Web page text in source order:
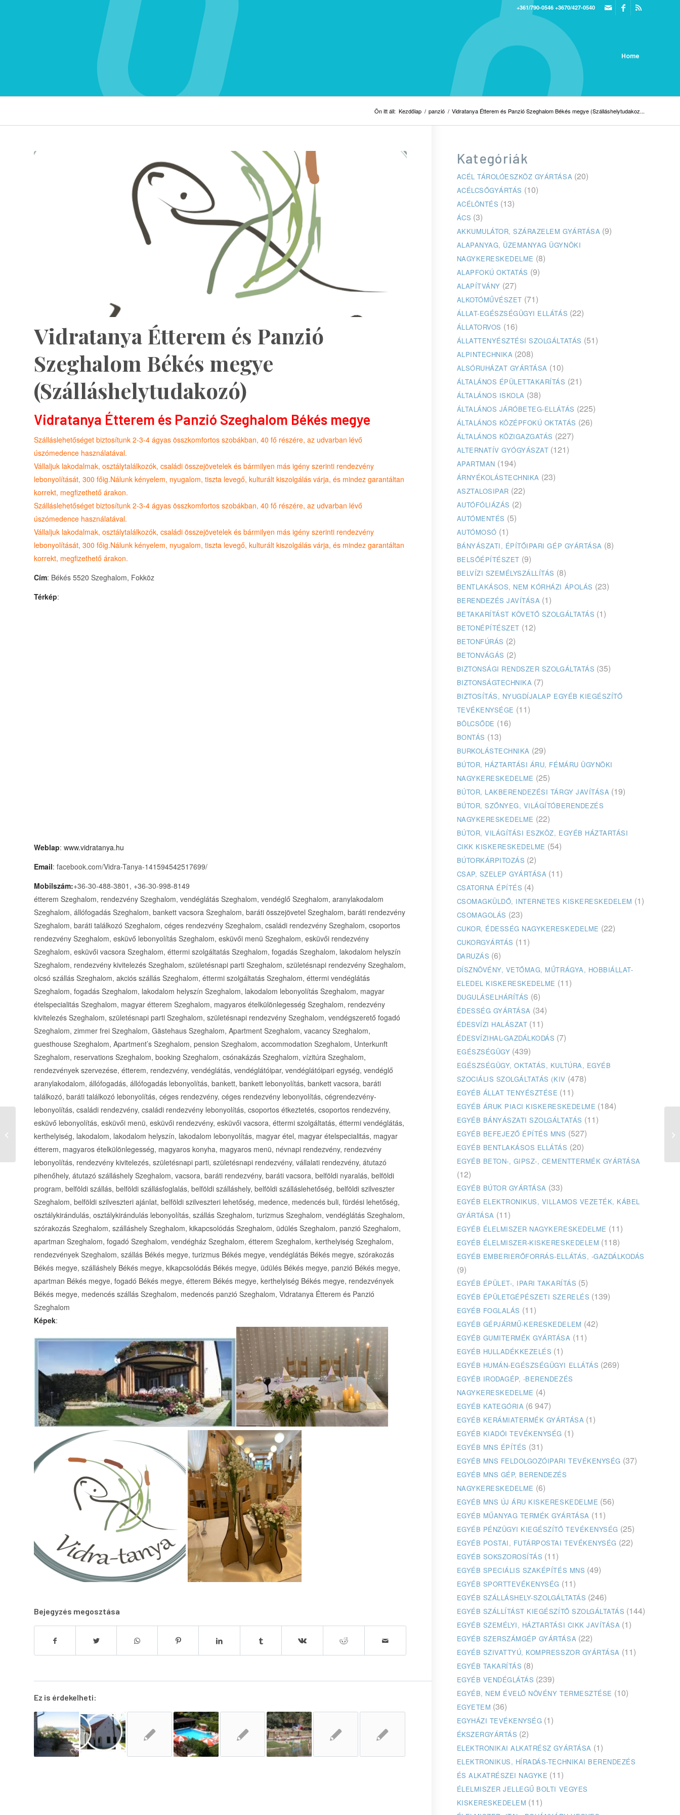
+361/790-0546 +3670/427-0540
Home
Ön itt áll: Kezdőlap / panzió / Vidratanya Étterem és Panzió Szeghalom Békés megye (Szálláshelytudakoz...
Vidratanya Étterem és Panzió
Szeghalom Békés megye
(Szálláshelytudakozó)
Vidratanya Étterem és Panzió Szeghalom Békés megye
Szálláslehetőséget biztosítunk 2-3-4 ágyas összkomfortos szobákban, 40 fő részére, az udvarban lévő
úszómedence használatával.
Vállaljuk lakodalmak, osztálytalálkozók, családi összejövetelek és bármilyen más igény szerinti rendezvény
lebonyolítását, 300 főig.Nálunk kényelem, nyugalom, tiszta levegő, kulturált kiszolgálás várja, és mindez garantáltan
korrekt, megfizethető árakon.
Szálláslehetőséget biztosítunk 2-3-4 ágyas összkomfortos szobákban, 40 fő részére, az udvarban lévő
úszómedence használatával.
Vállaljuk lakodalmak, osztálytalálkozók, családi összejövetelek és bármilyen más igény szerinti rendezvény
lebonyolítását, 300 főig.Nálunk kényelem, nyugalom, tiszta levegő, kulturált kiszolgálás várja, és mindez garantáltan
korrekt, megfizethető árakon.
Cím: Békés 5520 Szeghalom, Fokköz
Térkép:
Weblap: www.vidratanya.hu
Email: facebook.com/Vidra-Tanya-141594542517699/
Mobilszám:+36-30-488-3801, +36-30-998-8149
étterem Szeghalom, rendezvény Szeghalom, vendéglátás Szeghalom, vendéglő Szeghalom, aranylakodalom
Szeghalom, állófogadás Szeghalom, bankett vacsora Szeghalom, baráti összejövetel Szeghalom, baráti rendezvény
Szeghalom, baráti találkozó Szeghalom, céges rendezvény Szeghalom, családi rendezvény Szeghalom, csoportos
rendezvény Szeghalom, esküvő lebonyolítás Szeghalom, esküvői menü Szeghalom, esküvői rendezvény
Szeghalom, esküvői vacsora Szeghalom, éttermi szolgáltatás Szeghalom, fogadás Szeghalom, lakodalom helyszín
Szeghalom, rendezvény kivitelezés Szeghalom, születésnapi parti Szeghalom, születésnapi rendezvény Szeghalom,
olcsó szállás Szeghalom, akciós szállás Szeghalom, éttermi szolgáltatás Szeghalom, éttermi vendéglátás
Szeghalom, fogadás Szeghalom, lakodalom helyszín Szeghalom, lakodalom lebonyolítás Szeghalom, magyar
ételspecialitás Szeghalom, magyar étterem Szeghalom, magyaros ételkülönlegesség Szeghalom, rendezvény
kivitelezés Szeghalom, születésnapi parti Szeghalom, születésnapi rendezvény Szeghalom, vendégszerető fogadó
Szeghalom, zimmer frei Szeghalom, Gästehaus Szeghalom, Apartment Szeghalom, vacancy Szeghalom,
guesthouse Szeghalom, Apartment’s Szeghalom, pension Szeghalom, accommodation Szeghalom, Unterkunft
Szeghalom, reservations Szeghalom, booking Szeghalom, csónakázás Szeghalom, vízitúra Szeghalom,
rendezvények szervezése, étterem, rendezvény, vendéglátás, vendéglátóipar, vendéglátóipari egység, vendéglő
aranylakodalom, állófogadás, állófogadás lebonyolítás, bankett, bankett lebonyolítás, bankett vacsora, baráti
találkozó, baráti találkozó lebonyolítás, céges rendezvény, céges rendezvény lebonyolítás, cégrendezvény-
lebonyolítás, családi rendezvény, családi rendezvény lebonyolítás, csoportos étkeztetés, csoportos rendezvény,
esküvő lebonyolítás, esküvői menü, esküvői rendezvény, esküvői vacsora, éttermi szolgáltatás, éttermi vendéglátás,
kerthelyiség, lakodalom, lakodalom helyszín, lakodalom lebonyolítás, magyar étel, magyar ételspecialitás, magyar
étterem, magyaros ételkülönlegesség, magyaros konyha, magyaros menü, névnapi rendezvény, rendezvény
lebonyolítás, rendezvény kivitelezés, születésnapi parti, születésnapi rendezvény, vállalati rendezvény, átutazó
pihenőhely, átutazó szálláshely Szeghalom, vacsora, baráti rendezvény, baráti vacsora, belföldi nyaralás, belföldi
program, belföldi szállás, belföldi szállásfoglalás, belföldi szálláshely, belföldi szálláslehetőség, belföldi szilveszter
Szeghalom, belföldi szilveszteri ajánlat, belföldi szilveszteri lehetőség, medence, medencés buli, fürdési lehetőség,
osztálykirándulás, osztálykirándulás lebonyolítás, szállás Szeghalom, turizmus Szeghalom, vendéglátás Szeghalom,
szórakozás Szeghalom, szálláshely Szeghalom, kikapcsolódás Szeghalom, üdülés Szeghalom, panzió Szeghalom,
apartman Szeghalom, fogadó Szeghalom, vendégház Szeghalom, étterem Szeghalom, kerthelyiség Szeghalom,
rendezvények Szeghalom, szállás Békés megye, turizmus Békés megye, vendéglátás Békés megye, szórakozás
Békés megye, szálláshely Békés megye, kikapcsolódás Békés megye, üdülés Békés megye, panzió Békés megye,
apartman Békés megye, fogadó Békés megye, étterem Békés megye, kerthelyiség Békés megye, rendezvények
Békés megye, medencés szállás Szeghalom, medencés panzió Szeghalom, Vidratanya Étterem és Panzió
Szeghalom
Képek:
Bejegyzés megosztása
Ez is érdekelheti:
Kategóriák
ACÉL TÁROLÓESZKÖZ GYÁRTÁSA (20)
ACÉLCSŐGYÁRTÁS (10)
ACÉLÖNTÉS (13)
ÁCS (3)
AKKUMULÁTOR, SZÁRAZELEM GYÁRTÁSA (9)
ALAPANYAG, ÜZEMANYAG ÜGYNÖKI
NAGYKERESKEDELME (8)
ALAPFOKÚ OKTATÁS (9)
ALAPÍTVÁNY (27)
ALKOTÓMŰVÉSZET (71)
ÁLLAT-EGÉSZSÉGÜGYI ELLÁTÁS (22)
ÁLLATORVOS (16)
ÁLLATTENYÉSZTÉSI SZOLGÁLTATÁS (51)
ALPINTECHNIKA (208)
ALSÓRUHÁZAT GYÁRTÁSA (10)
ÁLTALÁNOS ÉPÜLETTAKARÍTÁS (21)
ÁLTALÁNOS ISKOLA (38)
ÁLTALÁNOS JÁRÓBETEG-ELLÁTÁS (225)
ÁLTALÁNOS KÖZÉPFOKÚ OKTATÁS (26)
ÁLTALÁNOS KÖZIGAZGATÁS (227)
ALTERNATÍV GYÓGYÁSZAT (121)
APARTMAN (194)
ÁRNYÉKOLÁSTECHNIKA (23)
ASZTALOSIPAR (22)
AUTÓFÓLIÁZÁS (2)
AUTÓMENTÉS (5)
AUTÓMOSÓ (1)
BÁNYÁSZATI, ÉPÍTŐIPARI GÉP GYÁRTÁSA (8)
BELSŐÉPÍTÉSZET (9)
BELVÍZI SZEMÉLYSZÁLLÍTÁS (8)
BENTLAKÁSOS, NEM KÓRHÁZI ÁPOLÁS (23)
BERENDEZÉS JAVÍTÁSA (1)
BETAKARÍTÁST KÖVETŐ SZOLGÁLTATÁS (1)
BETONÉPÍTÉSZET (12)
BETONFÚRÁS (2)
BETONVÁGÁS (2)
BIZTONSÁGI RENDSZER SZOLGÁLTATÁS (35)
BIZTONSÁGTECHNIKA (7)
BIZTOSÍTÁS, NYUGDÍJALAP EGYÉB KIEGÉSZÍTŐ
TEVÉKENYSÉGE (11)
BÖLCSŐDE (16)
BONTÁS (13)
BURKOLÁSTECHNIKA (29)
BÚTOR, HÁZTARTÁSI ÁRU, FÉMÁRU ÜGYNÖKI
NAGYKERESKEDELME (25)
BÚTOR, LAKBERENDEZÉSI TÁRGY JAVÍTÁSA (19)
BÚTOR, SZŐNYEG, VILÁGÍTÓBERENDEZÉS
NAGYKERESKEDELME (22)
BÚTOR, VILÁGÍTÁSI ESZKÖZ, EGYÉB HÁZTARTÁSI
CIKK KISKERESKEDELME (54)
BÚTORKÁRPITOZÁS (2)
CSAP, SZELEP GYÁRTÁSA (11)
CSATORNA ÉPÍTÉS (4)
CSOMAGKÜLDŐ, INTERNETES KISKERESKEDELEM (1)
CSOMAGOLÁS (23)
CUKOR, ÉDESSÉG NAGYKERESKEDELME (22)
CUKORGYÁRTÁS (11)
DARUZÁS (6)
DÍSZNÖVÉNY, VETŐMAG, MŰTRÁGYA, HOBBIÁLLAT-
ELEDEL KISKERESKEDELME (11)
DUGULÁSELHÁRÍTÁS (6)
ÉDESSÉG GYÁRTÁSA (34)
ÉDESVÍZI HALÁSZAT (11)
ÉDESVÍZIHAL-GAZDÁLKODÁS (7)
EGÉSZSÉGÜGY (439)
EGÉSZSÉGÜGY, OKTATÁS, KULTÚRA, EGYÉB
SZOCIÁLIS SZOLGÁLTATÁS (KIV (478)
EGYÉB ÁLLAT TENYÉSZTÉSE (11)
EGYÉB ÁRUK PIACI KISKERESKEDELME (184)
EGYÉB BÁNYÁSZATI SZOLGÁLTATÁS (11)
EGYÉB BEFEJEZŐ ÉPÍTÉS MNS (527)
EGYÉB BENTLAKÁSOS ELLÁTÁS (20)
EGYÉB BETON-, GIPSZ-, CEMENTTERMÉK GYÁRTÁSA
(12)
EGYÉB BÚTOR GYÁRTÁSA (33)
EGYÉB ELEKTRONIKUS, VILLAMOS VEZETÉK, KÁBEL
GYÁRTÁSA (11)
EGYÉB ÉLELMISZER NAGYKERESKEDELME (11)
EGYÉB ÉLELMISZER-KISKERESKEDELEM (118)
EGYÉB EMBERIERŐFORRÁS-ELLÁTÁS, -GAZDÁLKODÁS
(9)
EGYÉB ÉPÜLET-, IPARI TAKARÍTÁS (5)
EGYÉB ÉPÜLETGÉPÉSZETI SZERELÉS (139)
EGYÉB FOGLALÁS (11)
EGYÉB GÉPJÁRMŰ-KERESKEDELEM (42)
EGYÉB GUMITERMÉK GYÁRTÁSA (11)
EGYÉB HULLADÉKKEZELÉS (1)
EGYÉB HUMÁN-EGÉSZSÉGÜGYI ELLÁTÁS (269)
EGYÉB IRODAGÉP, -BERENDEZÉS
NAGYKERESKEDELME (4)
EGYÉB KATEGÓRIA (6 947)
EGYÉB KERÁMIATERMÉK GYÁRTÁSA (1)
EGYÉB KIADÓI TEVÉKENYSÉG (1)
EGYÉB MNS ÉPÍTÉS (31)
EGYÉB MNS FELDOLGOZÓIPARI TEVÉKENYSÉG (37)
EGYÉB MNS GÉP, BERENDEZÉS
NAGYKERESKEDELME (6)
EGYÉB MNS ÚJ ÁRU KISKERESKEDELME (56)
EGYÉB MŰANYAG TERMÉK GYÁRTÁSA (11)
EGYÉB PÉNZÜGYI KIEGÉSZÍTŐ TEVÉKENYSÉG (25)
EGYÉB POSTAI, FUTÁRPOSTAI TEVÉKENYSÉG (22)
EGYÉB SOKSZOROSÍTÁS (11)
EGYÉB SPECIÁLIS SZAKÉPÍTÉS MNS (49)
EGYÉB SPORTTEVÉKENYSÉG (11)
EGYÉB SZÁLLÁSHELY-SZOLGÁLTATÁS (246)
EGYÉB SZÁLLÍTÁST KIEGÉSZÍTŐ SZOLGÁLTATÁS (144)
EGYÉB SZEMÉLYI, HÁZTARTÁSI CIKK JAVÍTÁSA (1)
EGYÉB SZERSZÁMGÉP GYÁRTÁSA (22)
EGYÉB SZIVATTYÚ, KOMPRESSZOR GYÁRTÁSA (11)
EGYÉB TAKARÍTÁS (8)
EGYÉB VENDÉGLÁTÁS (239)
EGYÉB, NEM ÉVELŐ NÖVÉNY TERMESZTÉSE (10)
EGYETEM (36)
EGYHÁZI TEVÉKENYSÉG (1)
ÉKSZERGYÁRTÁS (2)
ELEKTRONIKAI ALKATRÉSZ GYÁRTÁSA (1)
ELEKTRONIKUS, HÍRADÁS-TECHNIKAI BERENDEZÉS
ÉS ALKATRÉSZEI NAGYKE (11)
ÉLELMISZER JELLEGŰ BOLTI VEGYES
KISKERESKEDELEM (11)
Öreg Prés Butikhotel Szállás szép
kártyával Mór